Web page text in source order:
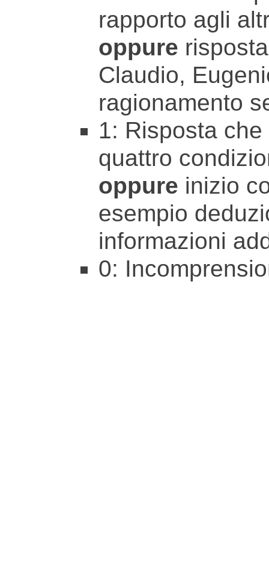
rapporto agli
oppure
Claudio,
ragionamento
1: Risposta
quattro
oppure inizio
esempio
informazioni
0: